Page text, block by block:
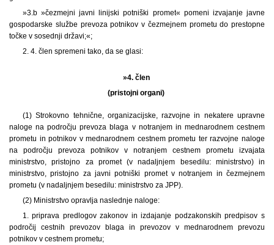
»3.b »čezmejni javni linijski potniški promet« pomeni izvajanje javne
gospodarske službe prevoza potnikov v čezmejnem prometu do prestopne
točke v sosednji državi;«;
2. 4. člen spremeni tako, da se glasi:
»4. člen
(pristojni organi)
(1) Strokovno tehnične, organizacijske, razvojne in nekatere upravne
naloge na področju prevoza blaga v notranjem in mednarodnem cestnem
prometu in potnikov v mednarodnem cestnem prometu ter razvojne naloge
na področju prevoza potnikov v notranjem cestnem prometu izvajata
ministrstvo, pristojno za promet (v nadaljnjem besedilu: ministrstvo) in
ministrstvo, pristojno za javni potniški promet v notranjem in čezmejnem
prometu (v nadaljnjem besedilu: ministrstvo za JPP).
(2) Ministrstvo opravlja naslednje naloge:
1. priprava predlogov zakonov in izdajanje podzakonskih predpisov s
področij cestnih prevozov blaga in prevozov v mednarodnem prevozu
potnikov v cestnem prometu;